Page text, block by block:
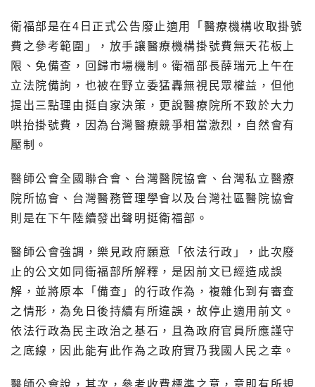
衛福部是在4日正式公告廢止適用「醫療機構收取掛號
費之參考範圍」，放手讓醫療機構掛號費無天花板上
限、免備查，回歸市場機制。衛福部長薛瑞元上午在
立法院備詢，也被在野立委猛轟無視民眾權益，但他
提出三點理由挺自家決策，更說醫療院所不致於大力
哄抬掛號費，因為台灣醫療競爭相當激烈，自然會有
壓制。
醫師公會全國聯合會、台灣醫院協會、台灣私立醫療
院所協會、台灣醫務管理學會以及台灣社區醫院協會
則是在下午陸續發出聲明挺衛福部。
醫師公會強調，樂見政府願意「依法行政」，此次廢
止的公文如同衛福部所解釋，是因前文已經造成誤
解，並將原本「備查」的行政作為，複雜化到有審查
之情形，為免日後持續有所違誤，故停止適用前文。
依法行政為民主政治之基石，且為政府官員所應謹守
之底線，因此能有此作為之政府實乃我國人民之幸。